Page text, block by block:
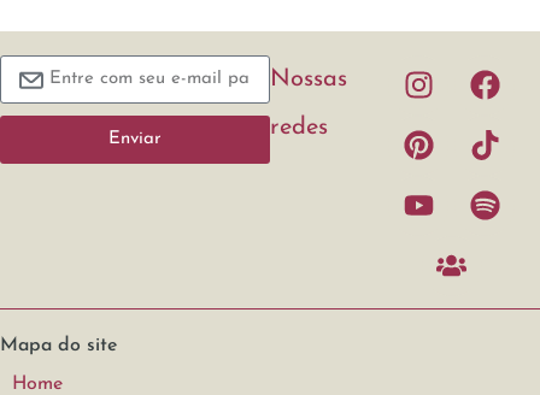
Enviar
Nossas
redes
Mapa do site
Home